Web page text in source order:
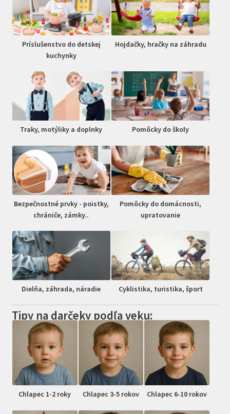
Príslušenstvo do detskej
kuchynky
Hojdačky, hračky na záhradu
Traky, motýliky a doplnky Pomôcky do školy
Bezpečnostné prvky - poistky,
chrániče, zámky..
Pomôcky do domácnosti,
upratovanie
Dielňa, záhrada, náradie Cyklistika, turistika, šport
Tipy na darčeky podľa veku:
Chlapec 1-2 roky Chlapec 3-5 rokov Chlapec 6-10 rokov